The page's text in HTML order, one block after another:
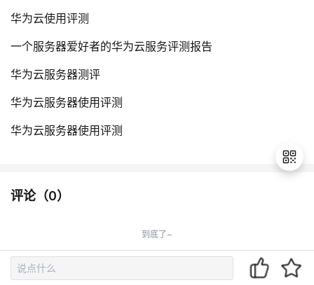
华为云使用评测
一个服务器爱好者的华为云服务评测报告
华为云服务器测评
华为云服务器使用评测
华为云服务器使用评测
评论（0）
到底了~